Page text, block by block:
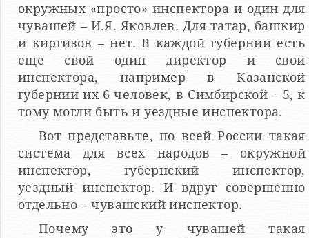
окружных «просто» инспектора и один для
чувашей – И.Я. Яковлев. Для татар, башкир
и киргизов – нет. В каждой губернии есть
еще свой один директор и свои
инспектора, например в Казанской
губернии их 6 человек, в Симбирской – 5, к
тому могли быть и уездные инспектора.
Вот представьте, по всей России такая
система для всех народов – окружной
инспектор, губернский инспектор,
уездный инспектор. И вдруг совершенно
отдельно – чувашский инспектор.
Почему это у чувашей такая